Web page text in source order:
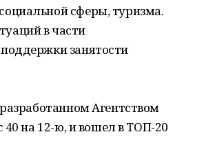
сферы, туризма.
в части
занятости
Агентством
40 на 12-ю, и вошел в ТОП-20